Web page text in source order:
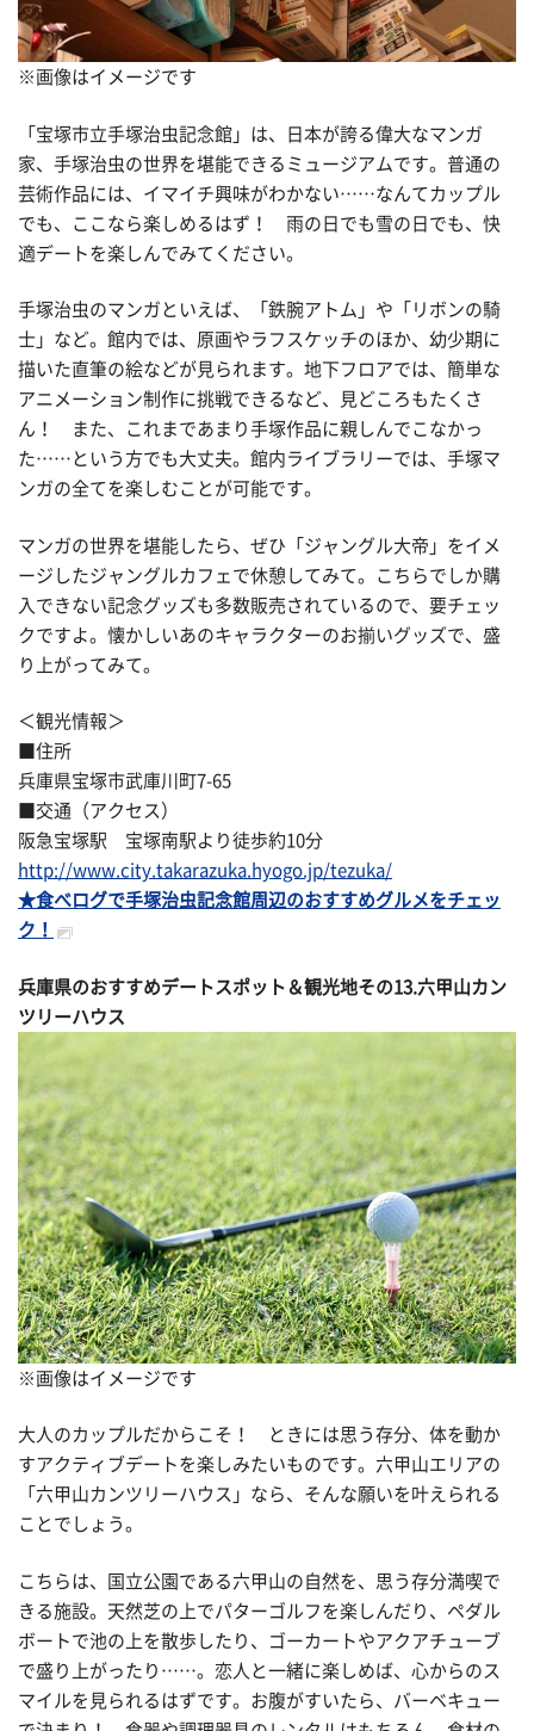
※画像はイメージです
「宝塚市立手塚治虫記念館」は、日本が誇る偉大なマンガ
家、手塚治虫の世界を堪能できるミュージアムです。普通の
芸術作品には、イマイチ興味がわかない……なんてカップル
でも、ここなら楽しめるはず！ 雨の日でも雪の日でも、快
適デートを楽しんでみてください。
手塚治虫のマンガといえば、「鉄腕アトム」や「リボンの騎
士」など。館内では、原画やラフスケッチのほか、幼少期に
描いた直筆の絵などが見られます。地下フロアでは、簡単な
アニメーション制作に挑戦できるなど、見どころもたくさ
ん！ また、これまであまり手塚作品に親しんでこなかっ
た……という方でも大丈夫。館内ライブラリーでは、手塚マ
ンガの全てを楽しむことが可能です。
マンガの世界を堪能したら、ぜひ「ジャングル大帝」をイメ
ージしたジャングルカフェで休憩してみて。こちらでしか購
入できない記念グッズも多数販売されているので、要チェッ
クですよ。懐かしいあのキャラクターのお揃いグッズで、盛
り上がってみて。
＜観光情報＞
■住所
兵庫県宝塚市武庫川町7-65
■交通（アクセス）
阪急宝塚駅 宝塚南駅より徒歩約10分
http://www.city.takarazuka.hyogo.jp/tezuka/
★食べログで手塚治虫記念館周辺のおすすめグルメをチェッ
ク！
兵庫県のおすすめデートスポット＆観光地その13.六甲山カン
ツリーハウス
※画像はイメージです
大人のカップルだからこそ！ ときには思う存分、体を動か
すアクティブデートを楽しみたいものです。六甲山エリアの
「六甲山カンツリーハウス」なら、そんな願いを叶えられる
ことでしょう。
こちらは、国立公園である六甲山の自然を、思う存分満喫で
きる施設。天然芝の上でパターゴルフを楽しんだり、ペダル
ボートで池の上を散歩したり、ゴーカートやアクアチューブ
で盛り上がったり……。恋人と一緒に楽しめば、心からのス
マイルを見られるはずです。お腹がすいたら、バーベキュー